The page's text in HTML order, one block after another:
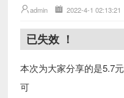
admin 2022-4-1 02:13:21
已失效 ！
本次为大家分享的是5.7
可